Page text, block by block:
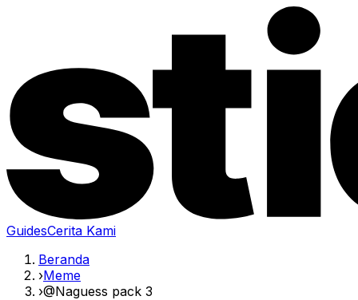
GuidesCerita Kami
Beranda
›Meme
›@Naguess pack 3